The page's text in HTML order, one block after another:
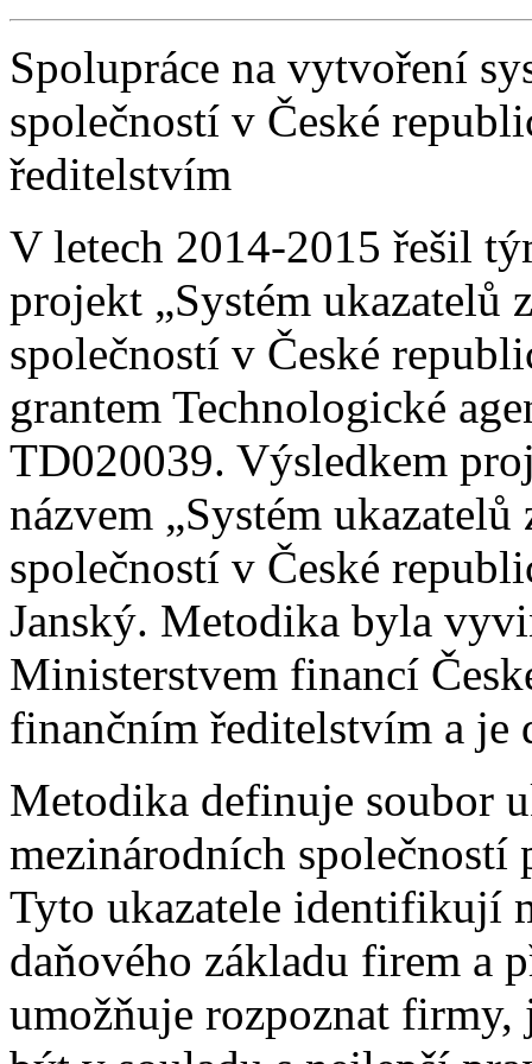
Spolupráce na vytvoření
společností v České
ředitelstvím
V letech 2014-2015 řešil
projekt „Systém ukazatelů
společností v České
grantem Technologické
TD020039. Výsledkem
názvem „Systém
společností v České
Janský. Metodika byla
Ministerstvem financí
finančním ředitelstvím a je
Metodika definuje soubor
mezinárodních společností
Tyto ukazatele identifikují
daňového základu firem a
umožňuje rozpoznat